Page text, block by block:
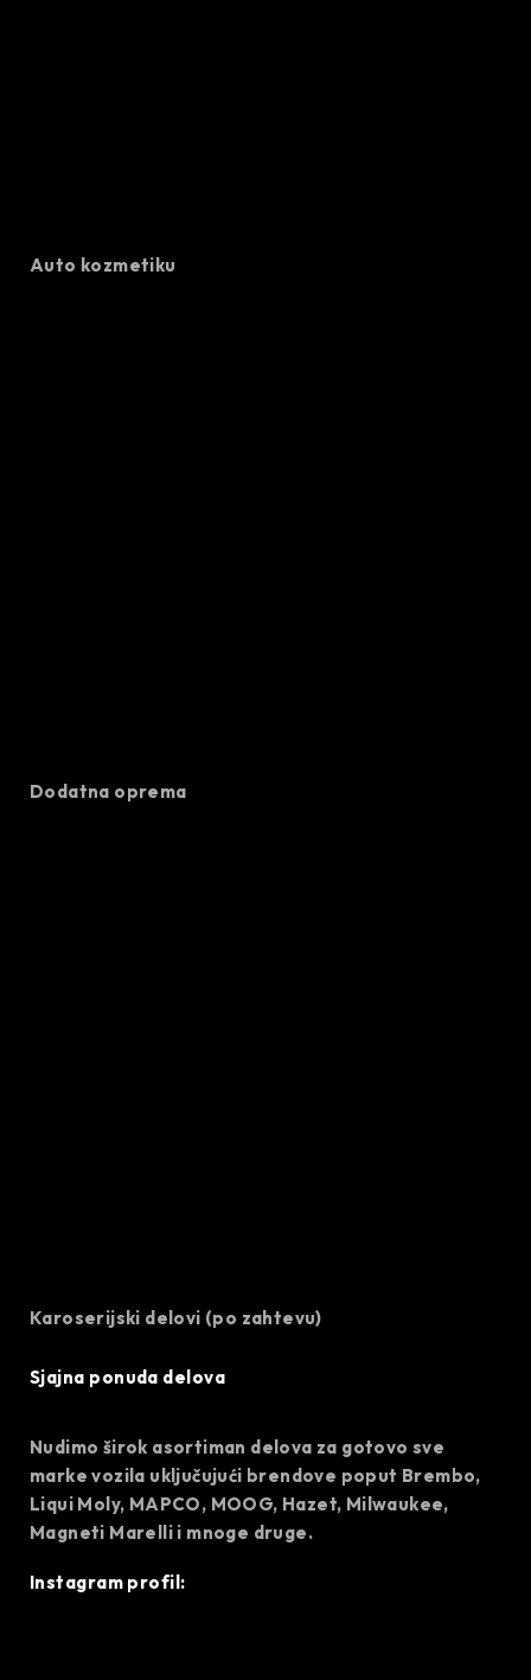
Auto kozmetiku
Dodatna oprema
Karoserijski delovi (po zahtevu)
Sjajna ponuda delova
Nudimo širok asortiman delova za gotovo sve
marke vozila uključujući brendove poput Brembo,
Liqui Moly, MAPCO, MOOG, Hazet, Milwaukee,
Magneti Marelli i mnoge druge.
Instagram profil: